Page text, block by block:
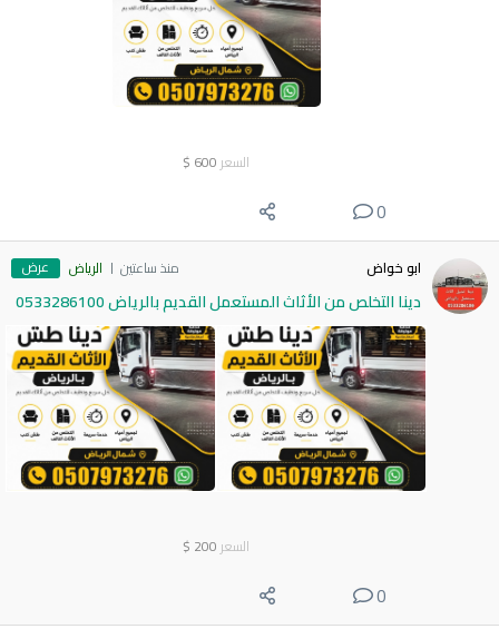
السعر 600
$
0
ابو خواض منذ ساعتين الرياض عرض
دينا التخلص من الأثاث المستعمل القديم بالرياض 0533286100
السعر 200
$
0